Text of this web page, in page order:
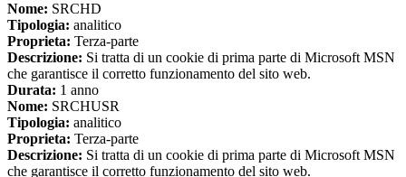
Nome: SRCHD
Tipologia: analitico
Proprieta: Terza-parte
Descrizione: Si tratta di un cookie di prima parte di Microsoft MSN
che garantisce il corretto funzionamento del sito web.
Durata: 1 anno
Nome: SRCHUSR
Tipologia: analitico
Proprieta: Terza-parte
Descrizione: Si tratta di un cookie di prima parte di Microsoft MSN
che garantisce il corretto funzionamento del sito web.